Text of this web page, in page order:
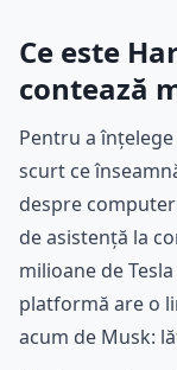
Ce este
contează
Pentru a
scurt ce
despre
de asistență la
milioane de
platformă are o
acum de Musk: